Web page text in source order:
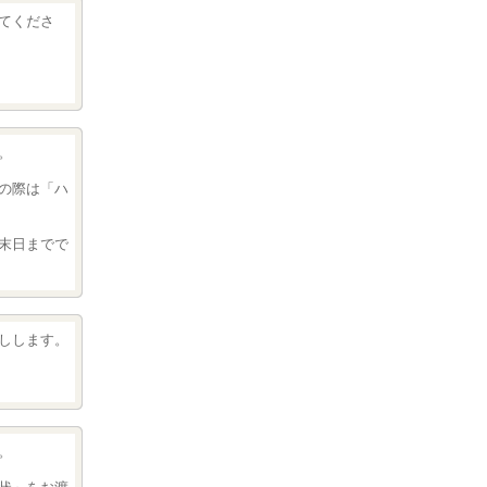
くださ
際は「ハ
日までで
ます。